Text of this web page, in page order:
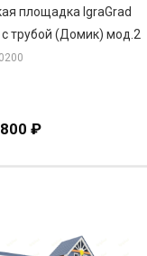
площадка IgraGrad
трубой (Домик) мод.2
₽